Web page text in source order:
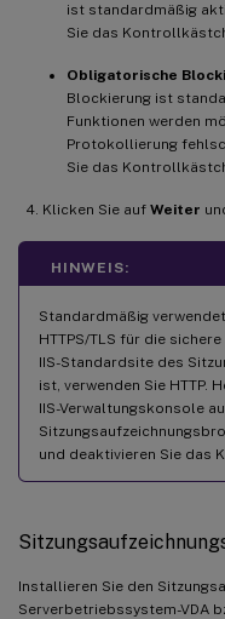
ist standardmäßig
Sie das
Obligatorische
Blockierung ist
Funktionen werden
Protokollierung
Sie das
Klicken Sie auf Weiter
HINWEIS:
Standardmäßig
HTTPS/TLS für die
IIS-Standardsite des
ist, verwenden Sie HTTP.
IIS-Verwaltungskonsole
und deaktivieren Sie das
Installieren Sie den
Serverbetriebssystem-VDA